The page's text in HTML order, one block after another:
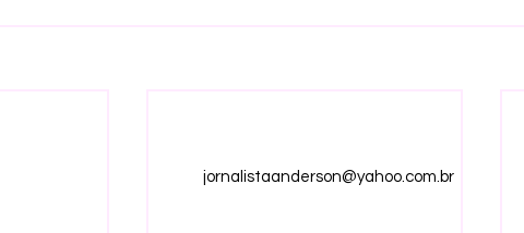
jornalistaanderson@yahoo.com.br